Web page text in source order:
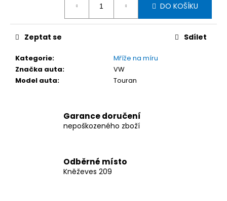
DO KOŠÍKU
Kategorie:
Mříže na míru
Značka auta:
VW
Model auta: Touran
Zeptat se Sdílet
Garance doručení
nepoškozeného zboží
Odběrné místo
Kněževes 209
DĚLÍCÍ
MŘÍŽ
DO
95-
145
25